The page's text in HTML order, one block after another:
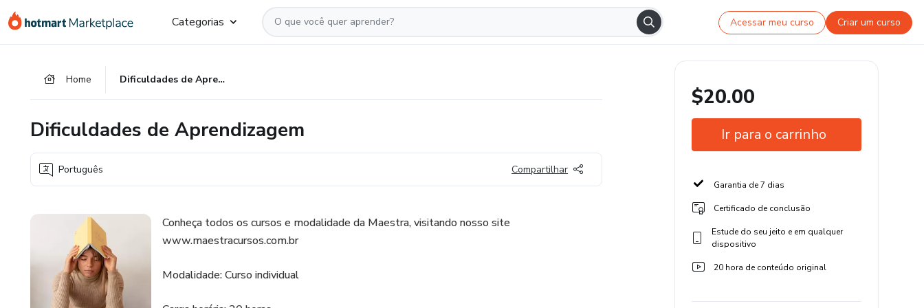
para
para
para
Categorias Acessar meu curso Criar um curso
Home Dificuldades de Aprendizagem
Dificuldades de Aprendizagem
Português Compartilhar
Conheça todos os cursos e modalidade da Maestra, visitando nosso site
www.maestracursos.com.br
Modalidade: Curso individual
$20.00
Ir para o carrinho
Garantia de 7 dias
Certificado de conclusão
Estude do seu jeito e em qualquer
dispositivo
20 hora de conteúdo original